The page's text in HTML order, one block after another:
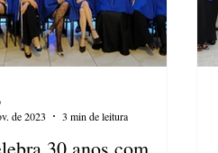
de 2023
3 min de leitura